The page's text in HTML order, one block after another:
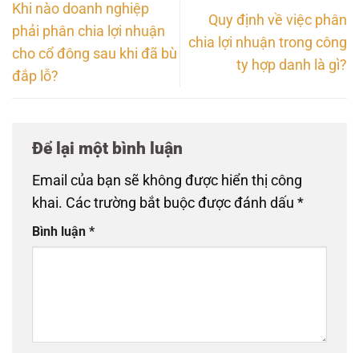
Khi nào doanh nghiệp
phải phân chia lợi nhuận
cho cổ đông sau khi đã bù
đắp lỗ?
Quy định về việc phân
chia lợi nhuận trong công
ty hợp danh là gì?
Để lại một bình luận
Email của bạn sẽ không được hiển thị công
khai. Các trường bắt buộc được đánh dấu *
Bình luận *